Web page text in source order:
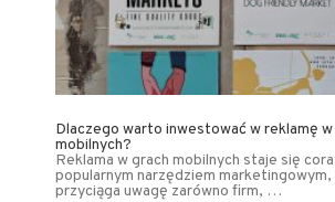
Dlaczego warto inwestować w reklamę w
mobilnych?
Reklama w grach mobilnych staje się
popularnym narzędziem
przyciąga uwagę zarówno firm, …